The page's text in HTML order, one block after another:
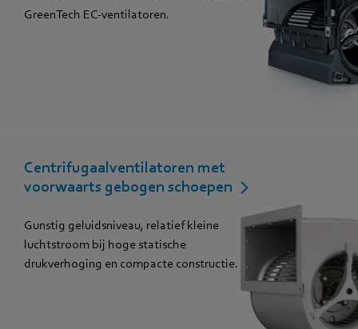
GreenTech EC-ventilatoren.
Centrifugaalventilatoren met
voorwaarts gebogen schoepen
Gunstig geluidsniveau, relatief kleine
luchtstroom bij hoge statische
drukverhoging en compacte constructie.